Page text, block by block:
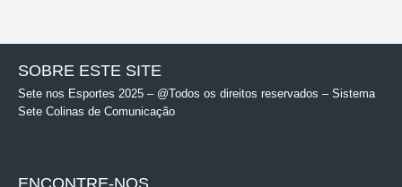
SOBRE ESTE SITE
Sete nos Esportes 2025 – @Todos os direitos reservados – Sistema
Sete Colinas de Comunicação